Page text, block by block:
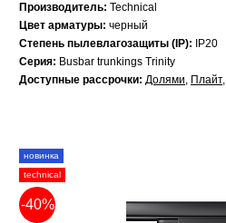
Производитель: Technical
Цвет арматуры: черный
Степень пылевлагозащиты (IP):
IP20
Серия: Busbar trunkings Trinity
Доступные рассрочки: Долями, Плайт,
новинка
technical
-40%